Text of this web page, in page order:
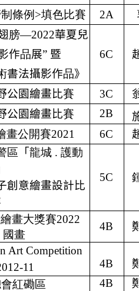
條例 >填色比賽 2A
膀—2022華夏兒
作品展” 暨
書法攝影作品》
6C
公園繪畫比賽 3C
公園繪畫比賽 2B
畫公開賽2021 6C
區 「 龍城. 護動
創意繪畫設計比
5C
畫大獎賽2022
國畫
4B
Art Competition
11
4B
紅磡區
4B